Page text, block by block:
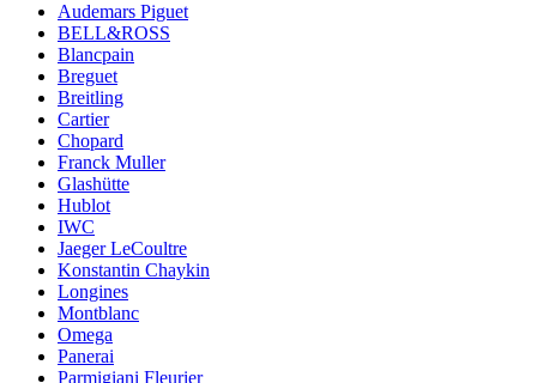
Audemars Piguet
BELL&ROSS
Blancpain
Breguet
Breitling
Cartier
Chopard
Franck Muller
Glashütte
Hublot
IWC
Jaeger LeCoultre
Konstantin Chaykin
Longines
Montblanc
Omega
Panerai
Parmigiani Fleurier